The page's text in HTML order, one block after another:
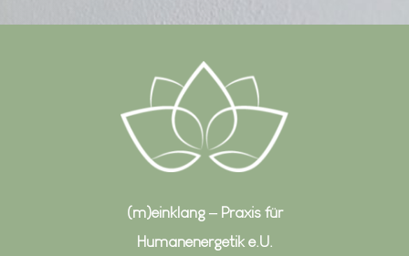
(m)einklang – Praxis für
Humanenergetik e.U.